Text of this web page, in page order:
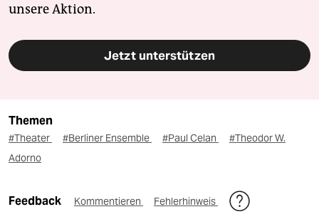
unsere Aktion.
Jetzt unterstützen
Themen
#Theater #Berliner Ensemble #Paul Celan
#Theodor W.
Adorno
Feedback Kommentieren Fehlerhinweis